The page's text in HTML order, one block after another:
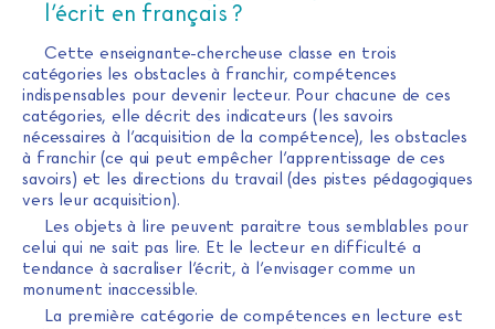
l’écrit en français ?
Cette enseignante-chercheuse classe en trois
catégories les obstacles à franchir, compétences
indispensables pour devenir lecteur. Pour chacune de ces
catégories, elle décrit des indicateurs (les savoirs
nécessaires à l’acquisition de la compétence), les obstacles
à franchir (ce qui peut empêcher l’apprentissage de ces
savoirs) et les directions du travail (des pistes pédagogiques
vers leur acquisition).
Les objets à lire peuvent paraitre tous semblables pour
celui qui ne sait pas lire. Et le lecteur en difficulté a
tendance à sacraliser l’écrit, à l’envisager comme un
monument inaccessible.
La première catégorie de compétences en lecture est